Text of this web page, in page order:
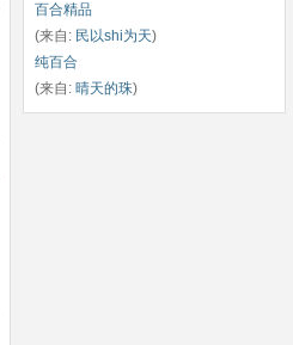
百合精品
(来自: 民以shi为天)
纯百合
(来自: 晴天的珠)